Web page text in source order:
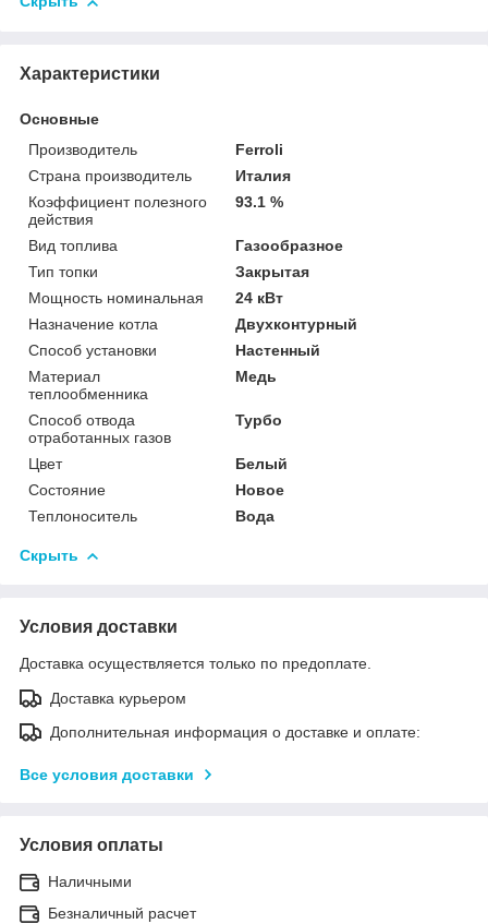
Характеристики
Основные
Производитель
Ferroli
Страна производитель
Италия
Коэффициент полезного
действия
93.1 %
Вид топлива
Газообразное
Тип топки
Закрытая
Мощность номинальная
24 кВт
Назначение котла
Двухконтурный
Способ установки
Настенный
Материал
теплообменника
Медь
Способ отвода
отработанных газов
Турбо
Цвет
Белый
Состояние
Новое
Теплоноситель
Вода
Скрыть
Условия доставки
Доставка осуществляется только по предоплате.
Доставка курьером
Дополнительная информация о доставке и оплате:
Все условия доставки
Условия оплаты
Наличными
Безналичный расчет